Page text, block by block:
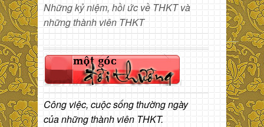
Những kỷ niệm, hồi ức về THKT và
những thành viên THKT
Công việc, cuộc sống thường ngày
của những thành viên THKT.